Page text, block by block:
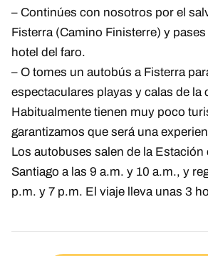
– Continúes con nosotros por el
Fisterra (Camino Finisterre) y
hotel del faro.
– O tomes un autobús a Fisterra
espectaculares playas y calas de la
Habitualmente tienen muy poco
garantizamos que será una
Los autobuses salen de la
Santiago a las 9 a.m. y 10 a.m., y
p.m. y 7 p.m. El viaje lleva unas 3